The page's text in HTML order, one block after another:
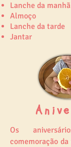
Lanche da manhã
Almoço
Lanche da tarde
Jantar
Os
comemoração